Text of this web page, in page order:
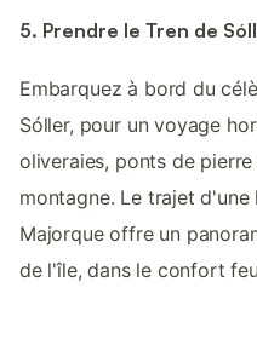
5. Prendre le Tren de
Embarquez à bord du
Sóller, pour un voyage
oliveraies, ponts de
montagne. Le trajet d'une
Majorque offre un
de l'île, dans le confort